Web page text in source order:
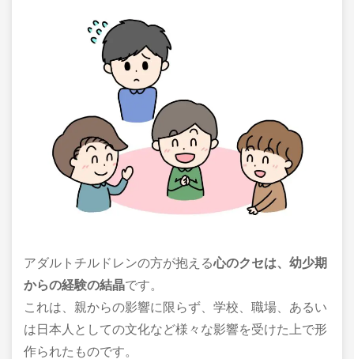
アダルトチルドレンの方が抱える心のクセは、幼少期
からの経験の結晶です。
これは、親からの影響に限らず、学校、職場、あるい
は日本人としての文化など様々な影響を受けた上で形
作られたものです。